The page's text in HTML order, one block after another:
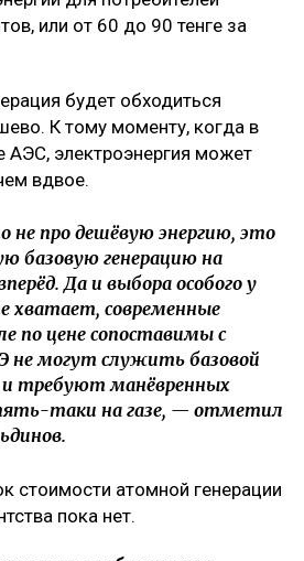
или от 60 до 90 тенге за
будет обходиться
К тому моменту, когда в
АЭС, электроэнергия может
вдвое.
про дешёвую энергию, это
базовую генерацию на
Да и выбора особого у
хватает, современные
по цене сопоставимы с
могут служить базовой
и требуют манёвренных
таки на газе, — отметил
стоимости атомной генерации
пока нет.